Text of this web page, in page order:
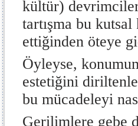
kültür)
tartışma bu kutsal
ettiğinden öteye
Öyleyse,
estetiğini
bu mücadeleyi
Gerilimlere gebe